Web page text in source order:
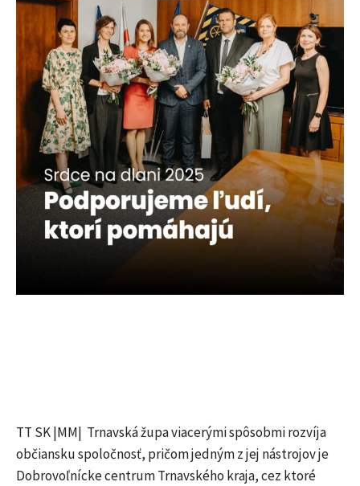
TT SK |MM| Trnavská župa viacerými spôsobmi rozvíja
občiansku spoločnosť, pričom jedným z jej nástrojov je
Dobrovoľnícke centrum Trnavského kraja, cez ktoré